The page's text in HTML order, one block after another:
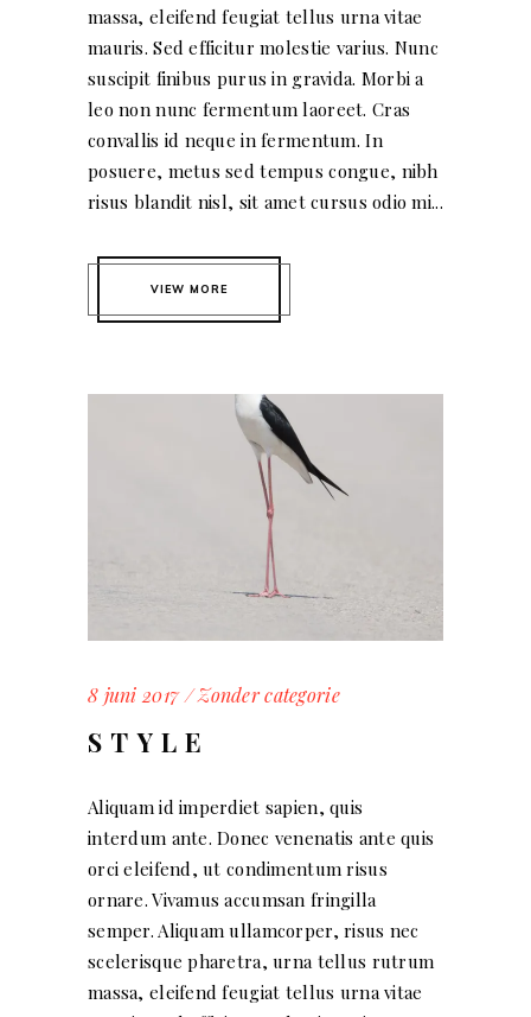
massa, eleifend feugiat tellus urna vitae
mauris. Sed efficitur molestie varius. Nunc
suscipit finibus purus in gravida. Morbi a
leo non nunc fermentum laoreet. Cras
convallis id neque in fermentum. In
posuere, metus sed tempus congue, nibh
risus blandit nisl, sit amet cursus odio mi...
VIEW MORE
8 juni 2017 Zonder categorie
STYLE
Aliquam id imperdiet sapien, quis
interdum ante. Donec venenatis ante quis
orci eleifend, ut condimentum risus
ornare. Vivamus accumsan fringilla
semper. Aliquam ullamcorper, risus nec
scelerisque pharetra, urna tellus rutrum
massa, eleifend feugiat tellus urna vitae